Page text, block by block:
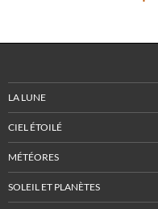
LA LUNE
CIEL ÉTOILÉ
MÉTÉORES
SOLEIL ET PLANÈTES